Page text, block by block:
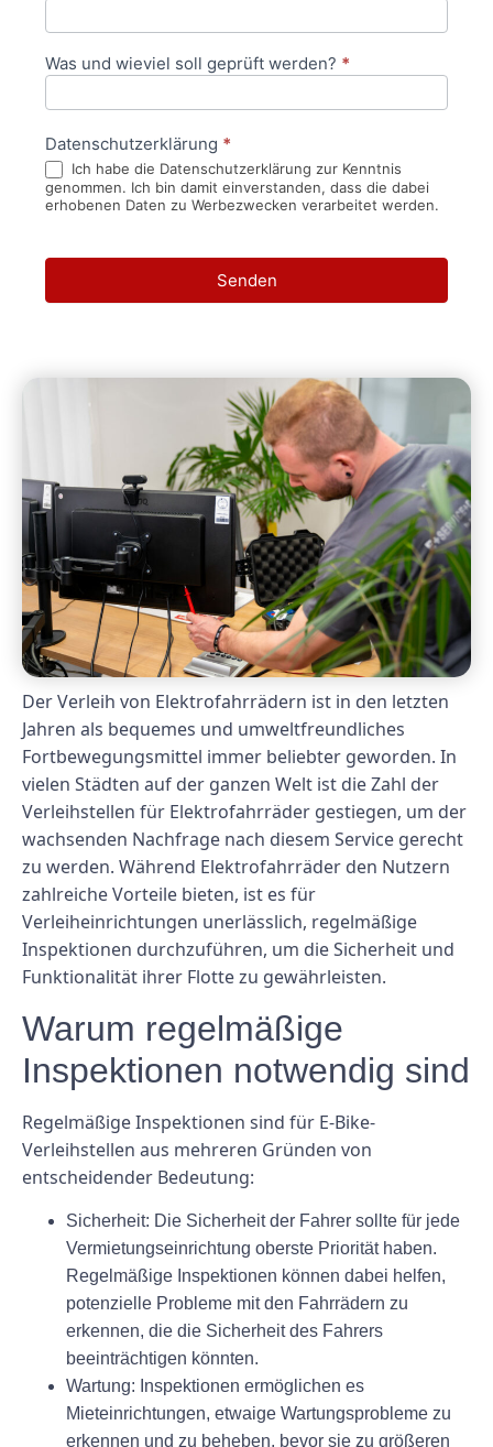
Was und wieviel soll geprüft werden? *
Datenschutzerklärung *
Ich habe die Datenschutzerklärung zur Kenntnis
genommen. Ich bin damit einverstanden, dass die dabei
erhobenen Daten zu Werbezwecken verarbeitet werden.
Senden
Der Verleih von Elektrofahrrädern ist in den letzten
Jahren als bequemes und umweltfreundliches
Fortbewegungsmittel immer beliebter geworden. In
vielen Städten auf der ganzen Welt ist die Zahl der
Verleihstellen für Elektrofahrräder gestiegen, um der
wachsenden Nachfrage nach diesem Service gerecht
zu werden. Während Elektrofahrräder den Nutzern
zahlreiche Vorteile bieten, ist es für
Verleiheinrichtungen unerlässlich, regelmäßige
Inspektionen durchzuführen, um die Sicherheit und
Funktionalität ihrer Flotte zu gewährleisten.
Warum regelmäßige
Inspektionen notwendig sind
Regelmäßige Inspektionen sind für E-Bike-
Verleihstellen aus mehreren Gründen von
entscheidender Bedeutung:
Sicherheit: Die Sicherheit der Fahrer sollte für jede
Vermietungseinrichtung oberste Priorität haben.
Regelmäßige Inspektionen können dabei helfen,
potenzielle Probleme mit den Fahrrädern zu
erkennen, die die Sicherheit des Fahrers
beeinträchtigen könnten.
Wartung: Inspektionen ermöglichen es
Mieteinrichtungen, etwaige Wartungsprobleme zu
erkennen und zu beheben, bevor sie zu größeren